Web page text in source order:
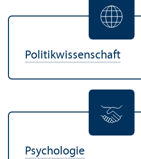
Politik­wissenschaft
Psychologie